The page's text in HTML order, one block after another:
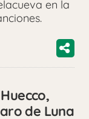
en la
de Luna